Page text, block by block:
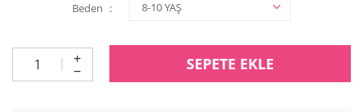
Beden
SEPETE EKLE